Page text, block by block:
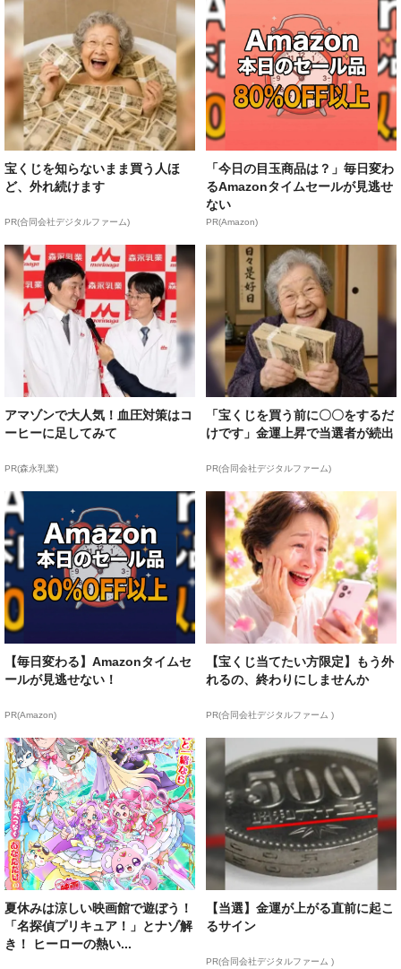
宝くじを知らないまま買う人ほ
ど、外れ続けます
PR(合同会社デジタルファーム)
「今日の目玉商品は？」毎日変わ
るAmazonタイムセールが見逃せ
ない
PR(Amazon)
アマゾンで大人気！血圧対策はコ
ーヒーに足してみて
PR(森永乳業)
「宝くじを買う前に〇〇をするだ
けです」金運上昇で当選者が続出
PR(合同会社デジタルファーム)
【毎日変わる】Amazonタイムセ
ールが見逃せない！
PR(Amazon)
【宝くじ当てたい方限定】もう外
れるの、終わりにしませんか
PR(合同会社デジタルファーム )
夏休みは涼しい映画館で遊ぼう！
「名探偵プリキュア！」とナゾ解
き！ ヒーローの熱い...
【当選】金運が上がる直前に起こ
るサイン
PR(合同会社デジタルファーム )